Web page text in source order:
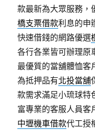
款最新為大眾服務，
橋支票借款利息的申
快速借錢的網路優選
各行各業皆可辦理原
最優質的當舖體恤客
為抵押品有北投當舖
款需求滿足小琉球特
富專業的客服人員客
中壢機車借款代工授